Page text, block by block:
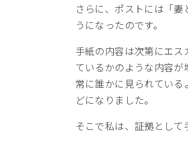
さらに、ポストには「
うになったのです。
手紙の内容は次第にエ
ているかのような内容が
常に誰かに見られてい
どになりました。
そこで私は、証拠として